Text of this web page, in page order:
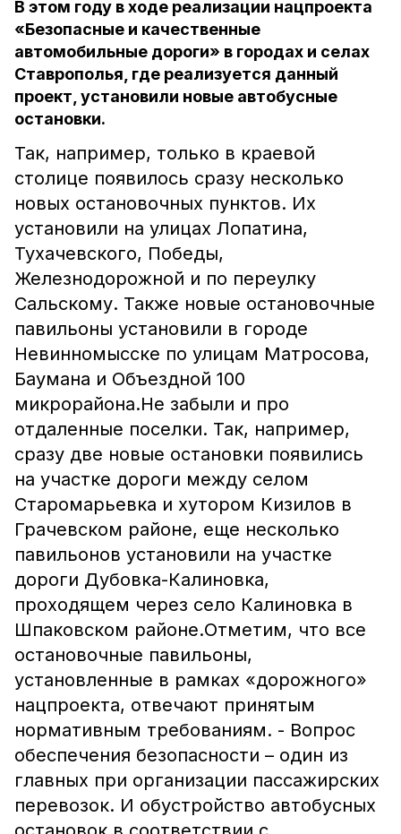
В этом году в ходе реализации нацпроекта
«Безопасные и качественные
автомобильные дороги» в городах и селах
Ставрополья, где реализуется данный
проект, установили новые автобусные
остановки.
Так, например, только в краевой
столице появилось сразу несколько
новых остановочных пунктов. Их
установили на улицах Лопатина,
Тухачевского, Победы,
Железнодорожной и по переулку
Сальскому. Также новые остановочные
павильоны установили в городе
Невинномысске по улицам Матросова,
Баумана и Объездной 100
микрорайона.Не забыли и про
отдаленные поселки. Так, например,
сразу две новые остановки появились
на участке дороги между селом
Старомарьевка и хутором Кизилов в
Грачевском районе, еще несколько
павильонов установили на участке
дороги Дубовка-Калиновка,
проходящем через село Калиновка в
Шпаковском районе.Отметим, что все
остановочные павильоны,
установленные в рамках «дорожного»
нацпроекта, отвечают принятым
нормативным требованиям. - Вопрос
обеспечения безопасности – один из
главных при организации пассажирских
перевозок. И обустройство автобусных